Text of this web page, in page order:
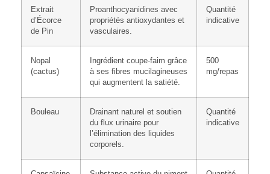
Extrait
d’Écorce
de Pin
Proanthocyanidines avec
propriétés antioxydantes et
vasculaires.
Quantité
indicative
Nopal
(cactus)
Ingrédient coupe-faim grâce
à ses fibres mucilagineuses
qui augmentent la satiété.
500
mg/repas
Bouleau
Drainant naturel et soutien
du flux urinaire pour
l’élimination des liquides
corporels.
Quantité
indicative